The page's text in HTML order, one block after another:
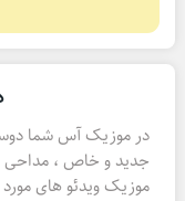
در موزیک آس شما
جدید و خاص ، مداحی
موزیک ویدئو های مورد